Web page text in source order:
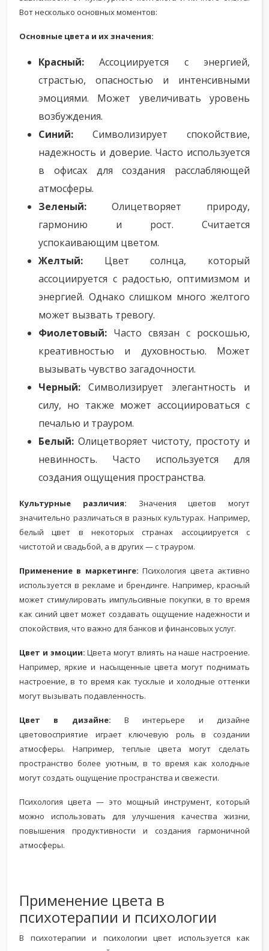
Вот несколько основных моментов:
Основные цвета и их значения:
Красный: Ассоциируется с энергией,
страстью, опасностью и интенсивными
эмоциями. Может увеличивать уровень
возбуждения.
Синий: Символизирует спокойствие,
надежность и доверие. Часто используется
в офисах для создания расслабляющей
атмосферы.
Зеленый: Олицетворяет природу,
гармонию и рост. Считается
успокаивающим цветом.
Желтый: Цвет солнца, который
ассоциируется с радостью, оптимизмом и
энергией. Однако слишком много желтого
может вызвать тревогу.
Фиолетовый: Часто связан с роскошью,
креативностью и духовностью. Может
вызывать чувство загадочности.
Черный: Символизирует элегантность и
силу, но также может ассоциироваться с
печалью и трауром.
Белый: Олицетворяет чистоту, простоту и
невинность. Часто используется для
создания ощущения пространства.
Культурные различия: Значения цветов могут
значительно различаться в разных культурах. Например,
белый цвет в некоторых странах ассоциируется с
чистотой и свадьбой, а в других — с трауром.
Применение в маркетинге: Психология цвета активно
используется в рекламе и брендинге. Например, красный
может стимулировать импульсивные покупки, в то время
как синий цвет может создавать ощущение надежности и
спокойствия, что важно для банков и финансовых услуг.
Цвет и эмоции: Цвета могут влиять на наше настроение.
Например, яркие и насыщенные цвета могут поднимать
настроение, в то время как тусклые и холодные оттенки
могут вызывать подавленность.
Цвет в дизайне: В интерьере и дизайне
цветовосприятие играет ключевую роль в создании
атмосферы. Например, теплые цвета могут сделать
пространство более уютным, в то время как холодные
могут создать ощущение пространства и свежести.
Психология цвета — это мощный инструмент, который
можно использовать для улучшения качества жизни,
повышения продуктивности и создания гармоничной
атмосферы.
Применение цвета в
психотерапии и психологии
В психотерапии и психологии цвет используется как